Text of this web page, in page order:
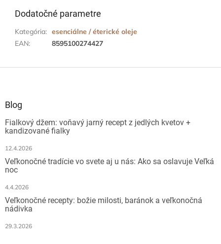
Dodatočné parametre
Kategória: esenciálne / éterické oleje
EAN: 8595100274427
Blog
Fialkový džem: voňavý jarný recept z jedlých kvetov +
kandizované fialky
12.4.2026
Veľkonočné tradície vo svete aj u nás: Ako sa oslavuje Veľká
noc
4.4.2026
Veľkonočné recepty: božie milosti, baránok a veľkonočná
nádivka
29.3.2026